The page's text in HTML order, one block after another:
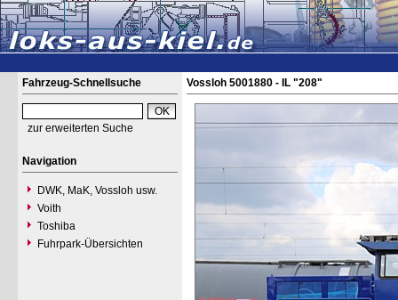
Fahrzeug-Schnellsuche
zur erweiterten Suche
Navigation
DWK, MaK, Vossloh usw.
Voith
Toshiba
Fuhrpark-Übersichten
Vossloh 5001880 - IL "208"